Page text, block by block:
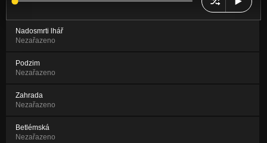
Nadosmrti lhář
Nezařazeno
Podzim
Nezařazeno
Zahrada
Nezařazeno
Betlémská
Nezařazeno